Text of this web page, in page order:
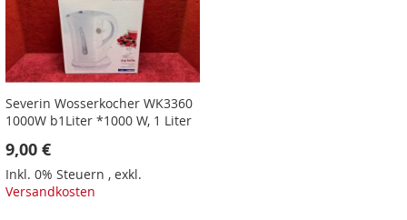
Severin Wosserkocher WK3360
1000W b1Liter *1000 W, 1 Liter
9,00 €
Inkl. 0% Steuern , exkl.
Versandkosten